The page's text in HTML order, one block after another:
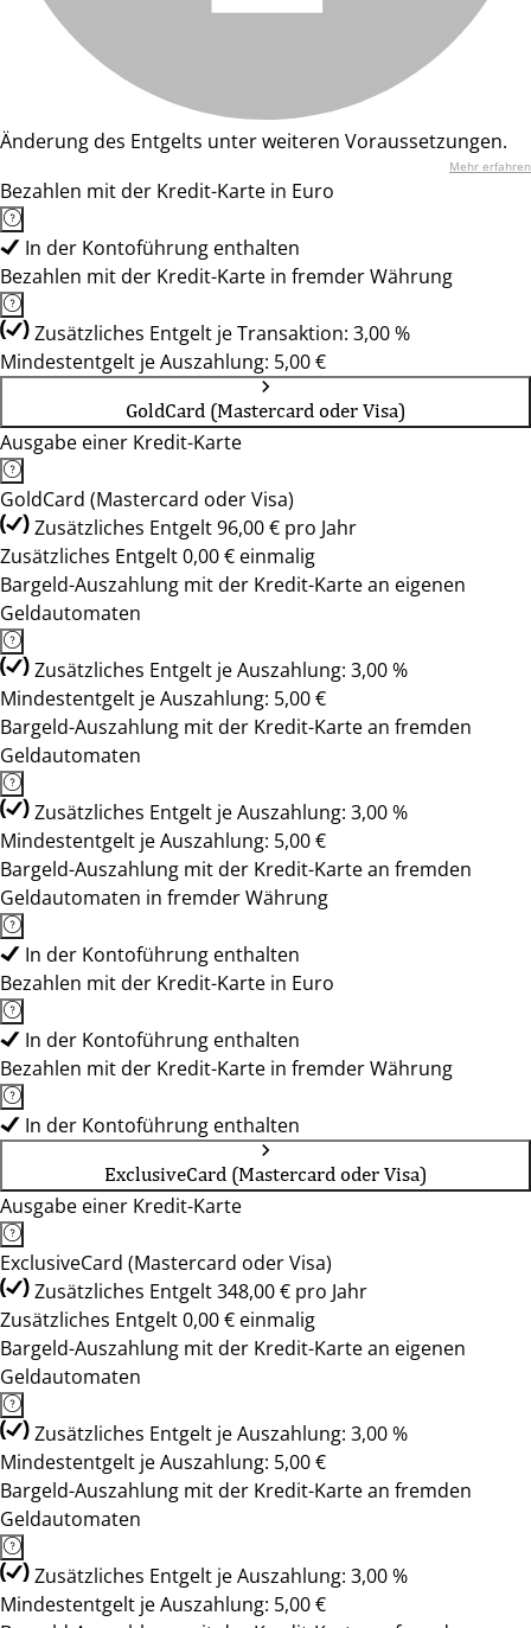
Änderung des Entgelts unter weiteren Voraussetzungen.
Mehr erfahren
Bezahlen mit der Kredit-Karte in Euro
In der Kontoführung enthalten
Bezahlen mit der Kredit-Karte in fremder Währung
Zusätzliches Entgelt je Transaktion: 3,00 %
Mindestentgelt je Auszahlung: 5,00 €
GoldCard (Mastercard oder Visa)
Ausgabe einer Kredit-Karte
GoldCard (Mastercard oder Visa)
Zusätzliches Entgelt 96,00 € pro Jahr
Zusätzliches Entgelt 0,00 € einmalig
Bargeld-Auszahlung mit der Kredit-Karte an eigenen
Geldautomaten
Zusätzliches Entgelt je Auszahlung: 3,00 %
Mindestentgelt je Auszahlung: 5,00 €
Bargeld-Auszahlung mit der Kredit-Karte an fremden
Geldautomaten
Zusätzliches Entgelt je Auszahlung: 3,00 %
Mindestentgelt je Auszahlung: 5,00 €
Bargeld-Auszahlung mit der Kredit-Karte an fremden
Geldautomaten in fremder Währung
In der Kontoführung enthalten
Bezahlen mit der Kredit-Karte in Euro
In der Kontoführung enthalten
Bezahlen mit der Kredit-Karte in fremder Währung
In der Kontoführung enthalten
ExclusiveCard (Mastercard oder Visa)
Ausgabe einer Kredit-Karte
ExclusiveCard (Mastercard oder Visa)
Zusätzliches Entgelt 348,00 € pro Jahr
Zusätzliches Entgelt 0,00 € einmalig
Bargeld-Auszahlung mit der Kredit-Karte an eigenen
Geldautomaten
Zusätzliches Entgelt je Auszahlung: 3,00 %
Mindestentgelt je Auszahlung: 5,00 €
Bargeld-Auszahlung mit der Kredit-Karte an fremden
Geldautomaten
Zusätzliches Entgelt je Auszahlung: 3,00 %
Mindestentgelt je Auszahlung: 5,00 €